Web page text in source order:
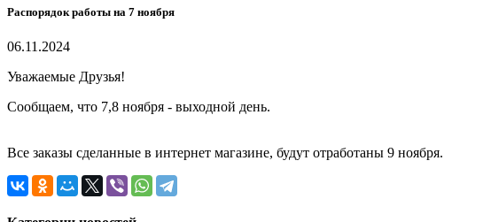
Распорядок работы на 7 ноября
06.11.2024
Уважаемые Друзья!
Сообщаем, что 7,8 ноября - выходной день.
Все заказы сделанные в интернет магазине, будут отработаны 9 ноября.